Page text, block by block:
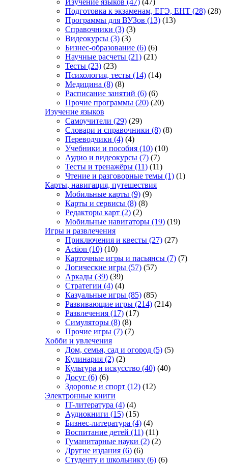
Изучение языков (47) (47)
Подготовка к экзаменам, ЕГЭ, ЕНТ (28) (28)
Программы для ВУЗов (13) (13)
Справочники (3) (3)
Видеокурсы (3) (3)
Бизнес-образование (6) (6)
Научные расчеты (21) (21)
Тесты (23) (23)
Психология, тесты (14) (14)
Медицина (8) (8)
Расписание занятий (6) (6)
Прочие программы (20) (20)
Изучение языков
Самоучители (29) (29)
Словари и справочники (8) (8)
Переводчики (4) (4)
Учебники и пособия (10) (10)
Аудио и видеокурсы (7) (7)
Тесты и тренажёры (11) (11)
Чтение и разговорные темы (1) (1)
Карты, навигация, путешествия
Мобильные карты (9) (9)
Карты и сервисы (8) (8)
Редакторы карт (2) (2)
Мобильные навигаторы (19) (19)
Игры и развлечения
Приключения и квесты (27) (27)
Action (10) (10)
Карточные игры и пасьянсы (7) (7)
Логические игры (57) (57)
Аркады (39) (39)
Стратегии (4) (4)
Казуальные игры (85) (85)
Развивающие игры (214) (214)
Развлечения (17) (17)
Симуляторы (8) (8)
Прочие игры (7) (7)
Хобби и увлечения
Дом, семья, сад и огород (5) (5)
Кулинария (2) (2)
Культура и искусство (40) (40)
Досуг (6) (6)
Здоровье и спорт (12) (12)
Электронные книги
IT-литература (4) (4)
Аудиокниги (15) (15)
Бизнес-литература (4) (4)
Воспитание детей (11) (11)
Гуманитарные науки (2) (2)
Другие издания (6) (6)
Студенту и школьнику (6) (6)